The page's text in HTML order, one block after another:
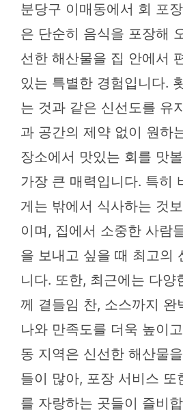
분당구 이매동에서 회 포
은 단순히 음식을 포장해
선한 해산물을 집 안에서
있는 특별한 경험입니다.
는 것과 같은 신선도를 유
과 공간의 제약 없이 원하
장소에서 맛있는 회를 맛
가장 큰 매력입니다. 특히
게는 밖에서 식사하는 것
이며, 집에서 소중한 사람
을 보내고 싶을 때 최고의
니다. 또한, 최근에는 다양
께 곁들임 찬, 소스까지 완
나와 만족도를 더욱 높이
동 지역은 신선한 해산물
들이 많아, 포장 서비스 또
를 자랑하는 곳들이 즐비